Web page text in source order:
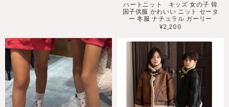
ハートニット キッズ 女の子 韓
国子供服 かわいい ニット セータ
ー 冬服 ナチュラル ガーリー
¥2,200